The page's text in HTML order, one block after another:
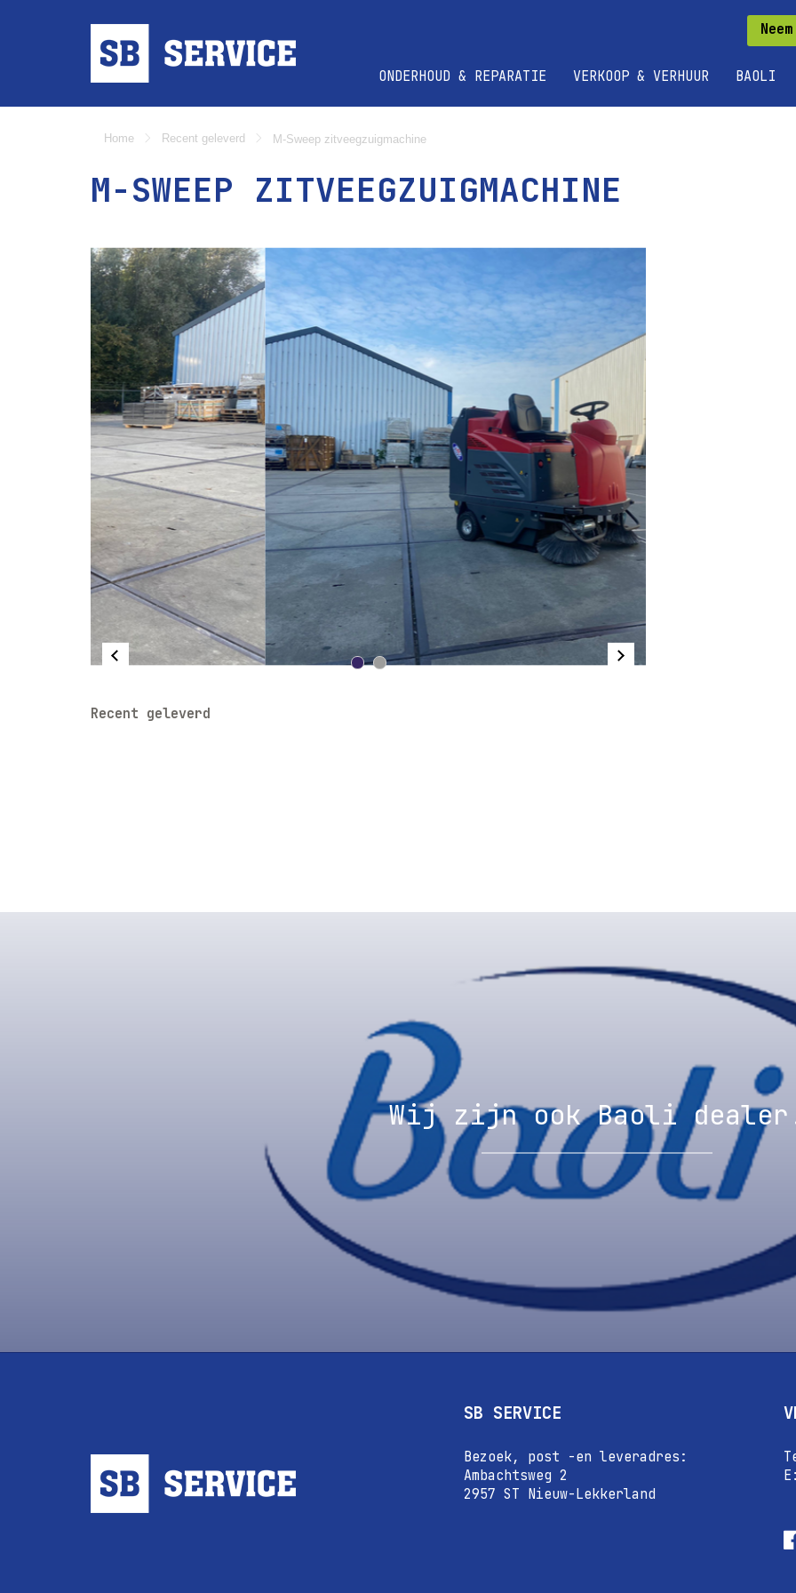
ONDERHOUD & REPARATIE VERKOOP & VERHUUR BAOLI
Home Recent geleverd M-Sweep zitveegzuigmachine
M-SWEEP ZITVEEGZUIGMACHINE
Recent geleverd
Wij zijn ook Baoli
SB SERVICE
Bezoek, post -en leveradres:
Ambachtsweg 2
2957 ST Nieuw-Lekkerland